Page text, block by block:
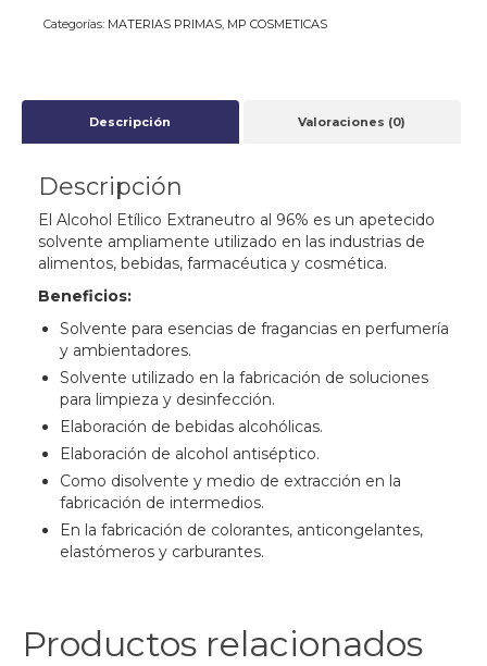
Categorías: MATERIAS PRIMAS, MP COSMETICAS
Descripción Valoraciones (0)
Descripción
El Alcohol Etílico Extraneutro al 96% es un apetecido
solvente ampliamente utilizado en las industrias de
alimentos, bebidas, farmacéutica y cosmética.
Beneficios:
Solvente para esencias de fragancias en perfumería
y ambientadores.
Solvente utilizado en la fabricación de soluciones
para limpieza y desinfección.
Elaboración de bebidas alcohólicas.
Elaboración de alcohol antiséptico.
Como disolvente y medio de extracción en la
fabricación de intermedios.
En la fabricación de colorantes, anticongelantes,
elastómeros y carburantes.
Productos relacionados